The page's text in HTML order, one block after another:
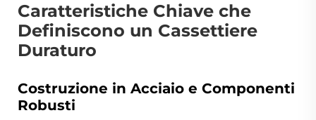
Caratteristiche Chiave che
Definiscono un Cassettiere
Duraturo
Costruzione in Acciaio e Componenti
Robusti